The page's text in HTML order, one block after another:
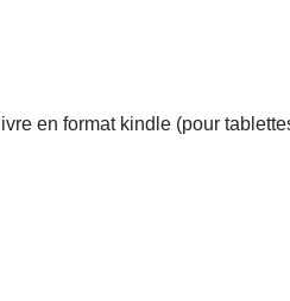
en format kindle (pour